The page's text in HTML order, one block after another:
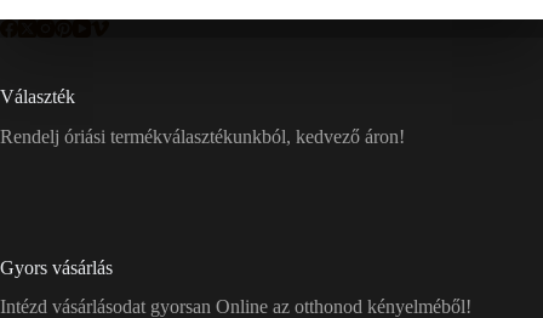
Választék
Rendelj óriási termékválasztékunkból, kedvező áron!
Gyors vásárlás
Intézd vásárlásodat gyorsan Online az otthonod kényelméből!